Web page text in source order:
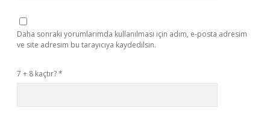
Daha sonraki yorumlarımda kullanılması için adım, e-posta adresim
ve site adresim bu tarayıcıya kaydedilsin.
7 + 8 kaçtır?*